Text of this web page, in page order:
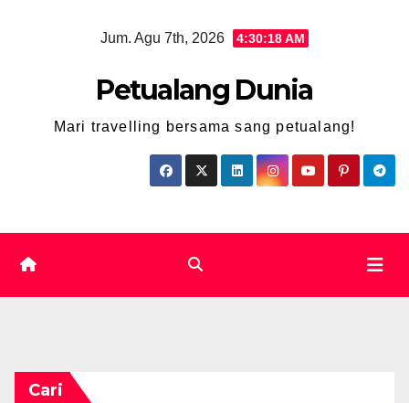
Jum. Agu 7th, 2026 4:30:19 AM
Petualang Dunia
Mari travelling bersama sang petualang!
Cari